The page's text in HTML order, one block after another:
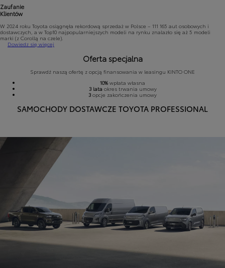
Zaufanie
Klientów
W 2024 roku Toyota osiągnęła rekordową sprzedaż w Polsce – 111 165 aut osobowych i
dostawczych, a w Top10 najpopularniejszych modeli na rynku znalazło się aż 5 modeli
marki (z Corollą na czele).
Dowiedz się więcej
Oferta specjalna
Sprawdź naszą ofertę z opcją finansowania w leasingu KINTO ONE
10% wpłata własna
3 lata okres trwania umowy
3 opcje zakończenia umowy
SAMOCHODY DOSTAWCZE TOYOTA PROFESSIONAL